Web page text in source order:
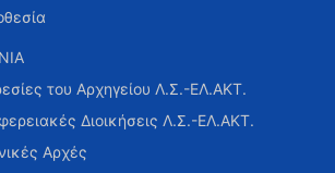
του Αρχηγείου Λ.Σ.-ΕΛ.ΑΚΤ.
Διοικήσεις Λ.Σ.-ΕΛ.ΑΚΤ.
Αρχές